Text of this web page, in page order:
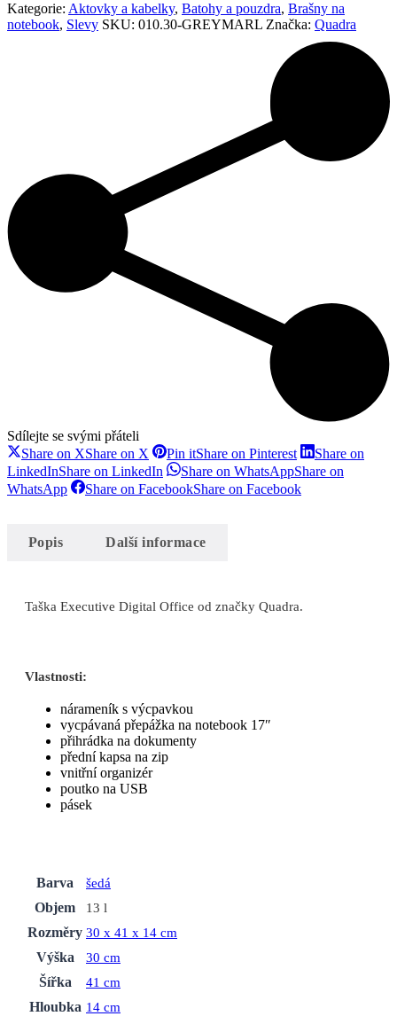
Kategorie: Aktovky a kabelky, Batohy a pouzdra, Brašny na
notebook, Slevy SKU: 010.30-GREYMARL Značka: Quadra
Sdílejte se svými přáteli
Share on XShare on X Pin itShare on Pinterest
Share on
LinkedInShare on LinkedIn Share on WhatsAppShare on
WhatsApp
Share on FacebookShare on Facebook
Popis Další informace
Taška Executive Digital Office od značky Quadra.
Vlastnosti:
nárameník s výcpavkou
vycpávaná přepážka na notebook 17″
přihrádka na dokumenty
přední kapsa na zip
vnitřní organizér
poutko na USB
pásek
Barva
šedá
Objem
13 l
Rozměry 30 x 41 x 14 cm
Výška
30 cm
Šířka
41 cm
Hloubka 14 cm